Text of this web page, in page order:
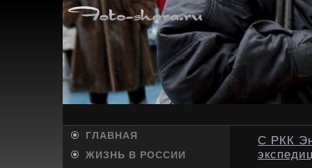
ГЛАВНАЯ
ЖИЗНЬ В РОССИИ
С РКК